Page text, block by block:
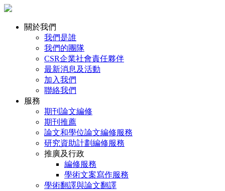
關於我們
我們是誰
我們的團隊
CSR企業社會責任夥伴
最新消息及活動
加入我們
聯絡我們
服務
期刊論文編修
期刊推薦
論文和學位論文編修服務
研究資助計劃編修服務
推廣及行政
編修服務
學術文案寫作服務
學術翻譯與論文翻譯